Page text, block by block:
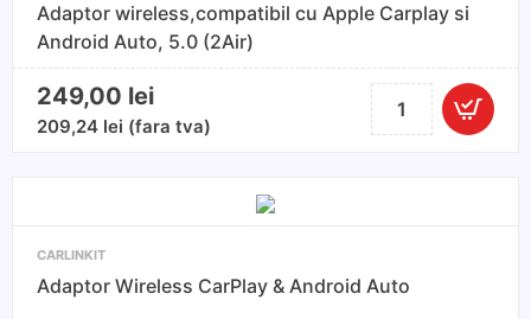
Android
Adaptor wireless,compatibil cu Apple Carplay si
Android Auto, 5.0 (2Air)
249,00 lei
209,24 lei (fara tva)
Cantitate
Adaptor
Android
CARLINKIT
Adaptor Wireless CarPlay & Android Auto